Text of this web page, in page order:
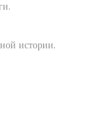
истории.